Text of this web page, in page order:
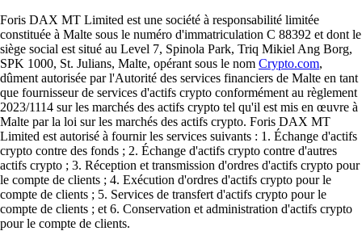
Foris DAX MT Limited est une société à responsabilité limitée
constituée à Malte sous le numéro d'immatriculation C 88392 et dont le
siège social est situé au Level 7, Spinola Park, Triq Mikiel Ang Borg,
SPK 1000, St. Julians, Malte, opérant sous le nom Crypto.com,
dûment autorisée par l'Autorité des services financiers de Malte en tant
que fournisseur de services d'actifs crypto conformément au règlement
2023/1114 sur les marchés des actifs crypto tel qu'il est mis en œuvre à
Malte par la loi sur les marchés des actifs crypto. Foris DAX MT
Limited est autorisé à fournir les services suivants : 1. Échange d'actifs
crypto contre des fonds ; 2. Échange d'actifs crypto contre d'autres
actifs crypto ; 3. Réception et transmission d'ordres d'actifs crypto pour
le compte de clients ; 4. Exécution d'ordres d'actifs crypto pour le
compte de clients ; 5. Services de transfert d'actifs crypto pour le
compte de clients ; et 6. Conservation et administration d'actifs crypto
pour le compte de clients.